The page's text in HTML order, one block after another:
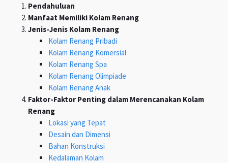
Pendahuluan
Manfaat Memiliki Kolam Renang
Jenis-Jenis Kolam Renang
Kolam Renang Pribadi
Kolam Renang Komersial
Kolam Renang Spa
Kolam Renang Olimpiade
Kolam Renang Anak
Faktor-Faktor Penting dalam Merencanakan Kolam
Renang
Lokasi yang Tepat
Desain dan Dimensi
Bahan Konstruksi
Kedalaman Kolam